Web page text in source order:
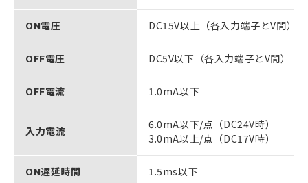
ON電圧 DC15V以上（各入力端子とV間）
OFF電圧 DC5V以下（各入力端子とV間）
OFF電流 1.0mA以下
入力電流
6.0mA以下/点（DC24V時）
3.0mA以上/点（DC17V時）
ON遅延時間 1.5ms以下